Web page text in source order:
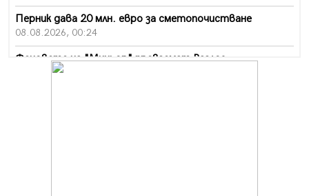
Перник дава 20 млн. евро за сметопочистване
08.08.2026, 00:24
Феновете на "Миньор" превземат Разлог
07.08.2026, 14:52